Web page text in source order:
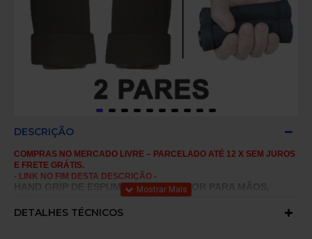
DESCRIÇÃO
COMPRAS NO MERCADO LIVRE – PARCELADO ATÉ 12 X SEM JUROS
E FRETE GRÁTIS.
- LINK NO FIM DESTA DESCRIÇÃO -
HAND GRIP DE ESPUMA - EXERCITADOR PARA MÃOS,
DEDOS, PUNHOS E ANTEBRAÇOS.
DETALHES TÉCNICOS